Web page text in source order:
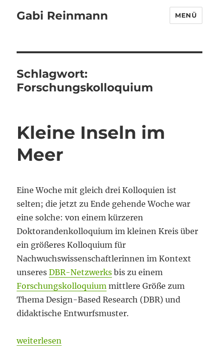
Gabi Reinmann MENÜ
Schlagwort:
Forschungskolloquium
Kleine Inseln im
Meer
Eine Woche mit gleich drei Kolloquien ist
selten; die jetzt zu Ende gehende Woche war
eine solche: von einem kürzeren
Doktorandenkolloquium im kleinen Kreis über
ein größeres Kolloquium für
Nachwuchswissenschaftlerinnen im Kontext
unseresDBR-Netzwerks bis zu einem
Forschungskolloquium mittlere Größe zum
Thema Design-Based Research (DBR) und
didaktische Entwurfsmuster.
„Kleine Inseln im Meer“
weiterlesen